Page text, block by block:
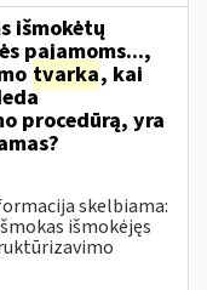
išmokėtų
pajamoms...,
tvarka, kai
procedūrą, yra
skelbiama:
išmokėjęs